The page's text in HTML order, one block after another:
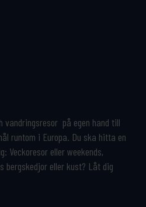
vandringsresor på egen hand till
runtom i Europa. Du ska hitta en
Veckoresor eller weekends,
bergskedjor eller kust? Låt dig